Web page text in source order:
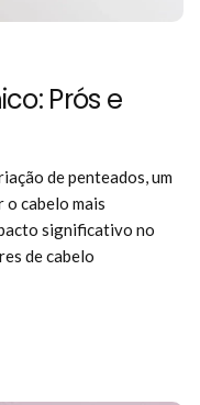
Prós e
de penteados, um
o cabelo mais
significativo no
de cabelo